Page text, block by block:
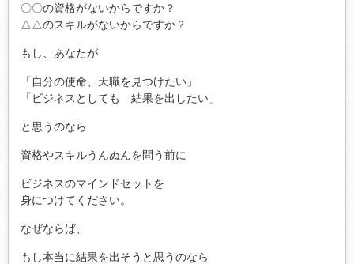
〇〇の資格がないからですか？
△△のスキルがないからですか？
もし、あなたが
「自分の使命、天職を見つけたい」
「ビジネスとしても 結果を出したい」
と思うのなら
資格やスキルうんぬんを問う前に
ビジネスのマインドセットを
身につけてください。
なぜならば、
もし本当に結果を出そうと思うのなら